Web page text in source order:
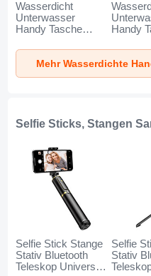
Wasserdicht
Unterwasser
Handy Tasche
Samsung Galaxy
J3 Schwarz
Handy
J3 Gold
Selfie Sticks, Stangen
Selfie Stick Stange
Stativ Bluetooth
Teleskop Universal
Selfie
Stativ